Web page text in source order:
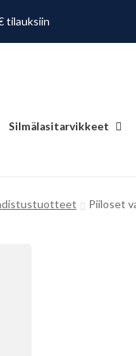
tilauksiin
Silmälasitarvikkeet
Piiloset